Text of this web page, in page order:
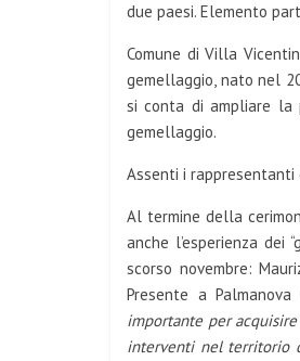
due paesi. Elemento
Comune di Villa
gemellaggio, nato nel
si conta di ampliare la
gemellaggio.
Assenti i rappresentanti
Al termine della
anche l’esperienza dei
scorso novembre:
Presente a
importante per
interventi nel territorio